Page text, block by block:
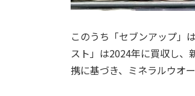
このうち「セブンアップ」
スト」は2024年に買収し、
携に基づき、ミネラルウオ